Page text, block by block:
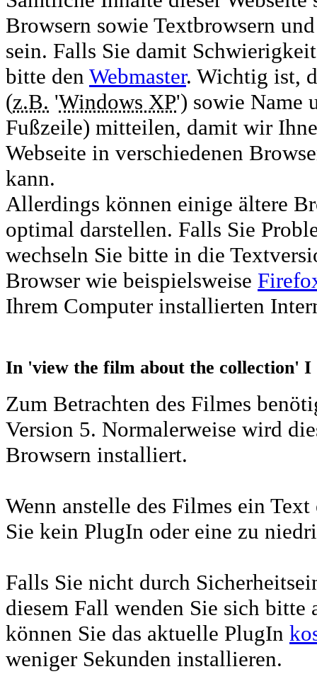
Browsern sowie Textbrowsern
sein. Falls Sie damit
bitte den Webmaster. Wichtig ist,
(z.B. 'Windows XP') sowie Name
Fußzeile) mitteilen, damit wir
Webseite in verschiedenen
kann.
Allerdings können einige ältere
optimal darstellen. Falls Sie
wechseln Sie bitte in die
Browser wie beispielsweise
Ihrem Computer installierten
In 'view the film about the collection' I
Zum Betrachten des Filmes
Version 5. Normalerweise wird
Browsern installiert.
Wenn anstelle des Filmes ein
Sie kein PlugIn oder eine zu
Falls Sie nicht durch
diesem Fall wenden Sie sich
können Sie das aktuelle PlugIn
weniger Sekunden installieren.